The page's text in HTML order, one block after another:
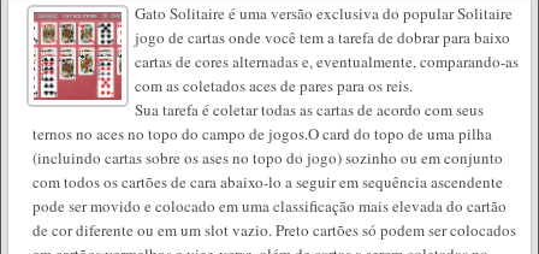
Gato Solitaire é uma versão exclusiva do popular Solitaire
jogo de cartas onde você tem a tarefa de dobrar para baixo
cartas de cores alternadas e, eventualmente, comparando-as
com as coletados aces de pares para os reis.
Sua tarefa é coletar todas as cartas de acordo com seus
ternos no aces no topo do campo de jogos.O card do topo de uma pilha
(incluindo cartas sobre os ases no topo do jogo) sozinho ou em conjunto
com todos os cartões de cara abaixo-lo a seguir em sequência ascendente
pode ser movido e colocado em uma classificação mais elevada do cartão
de cor diferente ou em um slot vazio. Preto cartões só podem ser colocados